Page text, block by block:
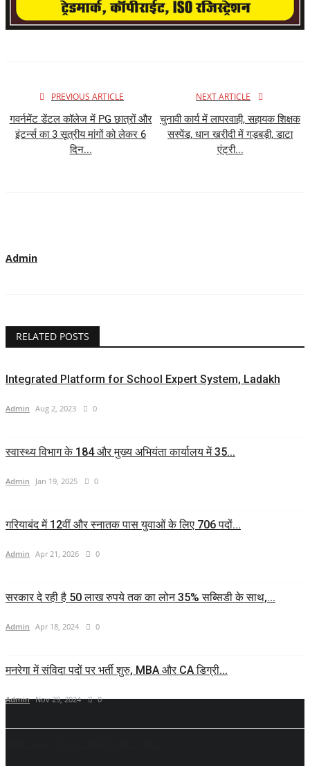
PREVIOUS ARTICLE
गवर्नमेंट डेंटल कॉलेज में PG छात्रों और
इंटर्न्स का 3 सूत्रीय मांगों को लेकर 6
दिन...
NEXT ARTICLE
चुनावी कार्य में लापरवाही, सहायक शिक्षक
सस्पेंड, धान खरीदी में गड़बड़ी, डाटा
एंट्री...
Admin
RELATED POSTS
Integrated Platform for School Expert System, Ladakh
Admin Aug 2, 2023 0
स्वास्थ्य विभाग के 184 और मुख्य अभियंता कार्यालय में 35...
Admin Jan 19, 2025 0
गरियाबंद में 12वीं और स्नातक पास युवाओं के लिए 706 पदों...
Admin Apr 21, 2026 0
सरकार दे रही है 50 लाख रुपये तक का लोन 35% सब्सिडी के साथ,...
Admin Apr 18, 2024 0
मनरेगा में संविदा पदों पर भर्ती शुरु, MBA और CA डिग्री...
Admin Nov 29, 2024 0